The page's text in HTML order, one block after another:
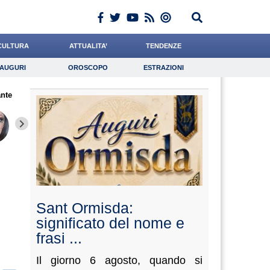
ATTUALITA’ TENDENZE
Auguri Oroscopo Estrazioni
Lavoro Psicologia
AUGURI OROSCOPO ESTRAZIONI
Califano Alemanno Bonanni Quarta Carfagna
Sant Ormisda:
significato del nome e
frasi ...
Il giorno 6 agosto, quando si